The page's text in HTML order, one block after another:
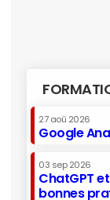
27 aoû 2026
Google
03 sep 2026
ChatGPT
bonnes